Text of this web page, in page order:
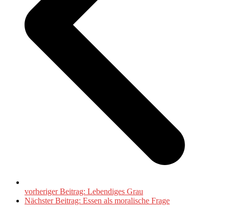
vorheriger Beitrag: Lebendiges Grau
Nächster Beitrag: Essen als moralische Frage